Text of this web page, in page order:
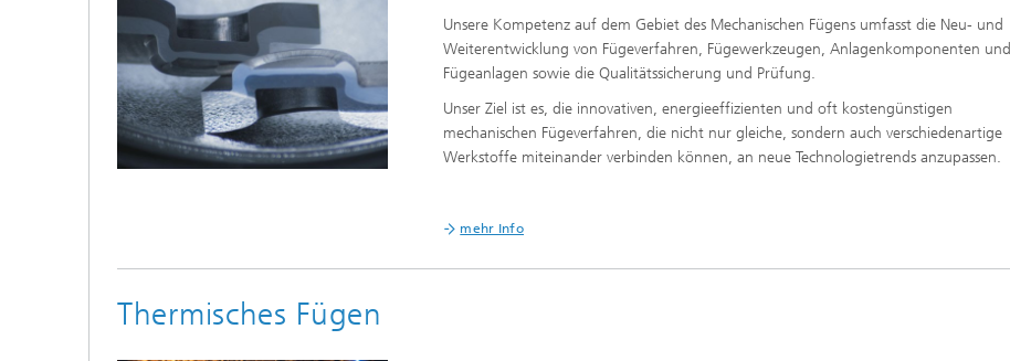
Unsere Kompetenz auf dem Gebiet des Mechanischen Fügens umfasst die Neu- und
Weiterentwicklung von Fügeverfahren, Fügewerkzeugen, Anlagenkomponenten und
Fügeanlagen sowie die Qualitätssicherung und Prüfung.
Unser Ziel ist es, die innovativen, energieeffizienten und oft kostengünstigen
mechanischen Fügeverfahren, die nicht nur gleiche, sondern auch verschiedenartige
Werkstoffe miteinander verbinden können, an neue Technologietrends anzupassen.
mehr Info
Thermisches Fügen